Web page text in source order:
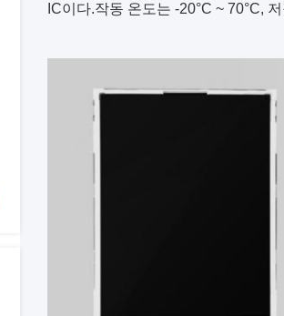
IC이다.작동 온도는 -20°C ~ 70°C,